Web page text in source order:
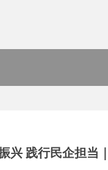
兴 践行民企担当